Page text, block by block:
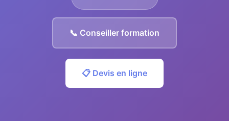
📞 Conseiller formation
📋 Devis en ligne